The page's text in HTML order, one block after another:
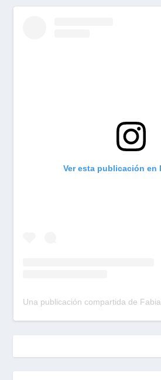
Ver esta publicación en